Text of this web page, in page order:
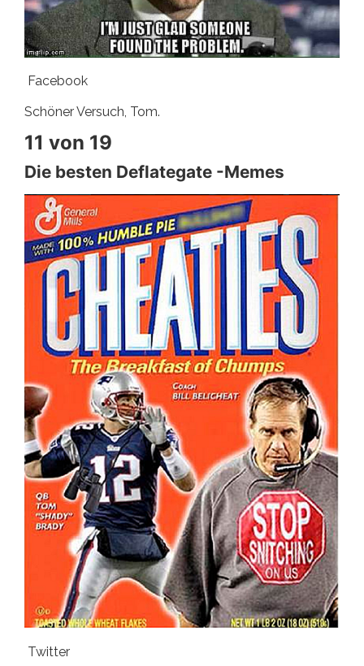
Facebook
Schöner Versuch, Tom.
11 von 19
Die besten Deflategate -Memes
Twitter